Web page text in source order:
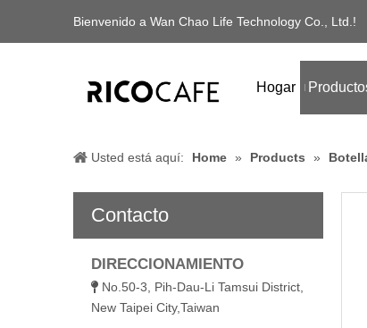
Bienvenido a Wan Chao Life Technology Co., Ltd.!
Hogar
Usted está aquí: Home » Products »
Contacto
DIRECCIONAMIENTO
 No.50-3, Pih-Dau-Li Tamsui District,
New Taipei City,Taiwan